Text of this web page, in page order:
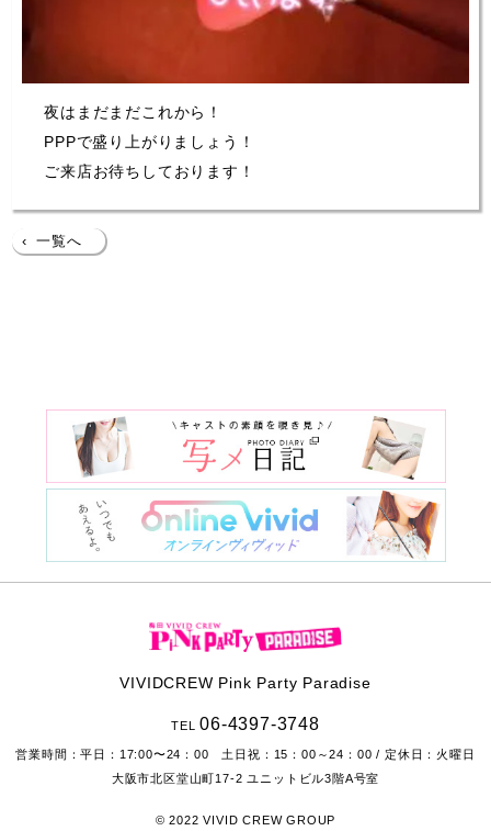
夜はまだまだこれから！
PPPで盛り上がりましょう！
ご来店お待ちしております！
‹ 一覧へ
VIVIDCREW Pink Party Paradise
TEL06-4397-3748
営業時間：平日：17:00〜24：00 土日祝：15：00～24：00 / 定休日：火曜日
大阪市北区堂山町17-2 ユニットビル3階A号室
© 2022 VIVID CREW GROUP